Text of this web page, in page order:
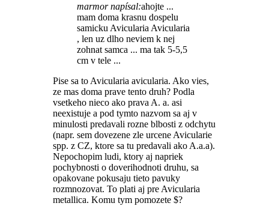
marmor napísal:ahojte ...
mam doma krasnu dospelu
samicku Avicularia Avicularia
, len uz dlho neviem k nej
zohnat samca ... ma tak 5-5,5
cm v tele ...
Pise sa to Avicularia avicularia. Ako vies,
ze mas doma prave tento druh? Podla
vsetkeho nieco ako prava A. a. asi
neexistuje a pod tymto nazvom sa aj v
minulosti predavali rozne blbosti z odchytu
(napr. sem dovezene zle urcene Avicularie
spp. z CZ, ktore sa tu predavali ako A.a.a).
Nepochopim ludi, ktory aj napriek
pochybnosti o doverihodnoti druhu, sa
opakovane pokusaju tieto pavuky
rozmnozovat. To plati aj pre Avicularia
metallica. Komu tym pomozete $?